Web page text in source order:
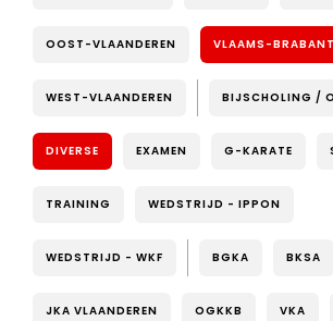
OOST-VLAANDEREN VLAAMS-BRABANT
WEST-VLAANDEREN BIJSCHOLING /
DIVERSE EXAMEN G-KARATE
TRAINING WEDSTRIJD - IPPON
WEDSTRIJD - WKF BGKA BKSA
JKA VLAANDEREN OGKKB VKA